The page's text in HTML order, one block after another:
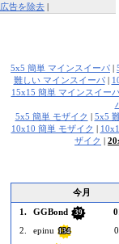
広告を除去 |
5x5 簡単 マインスイーパ |
難しい マインスイーパ|
15x15 簡単 マインスイー
5x5 簡単 モザイク | 5x5
10x10 簡単 モザイク |
ザイク |
今月
1.
GGBond 39
2.
epinu 134